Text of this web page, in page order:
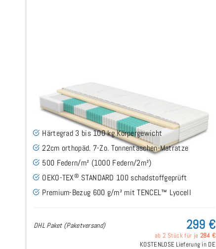
SERA H3 (TENCEL™ Lyocell) TTFK-Matratze 80x200
cm
Härtegrad 3 bis 100 kg Körpergewicht
22cm orthopäd. 7-Zo. Tonnentaschen-Matratze
500 Federn/m² (1000 Federn/2m²)
OEKO-TEX® STANDARD 100 schadstoffgeprüft
Premium-Bezug 600 g/m² mit TENCEL™ Lyocell
DHL Paket (Paketversand) 299 €
ab 2 Stück für je 284 €
KOSTENLOSE Lieferung in DE